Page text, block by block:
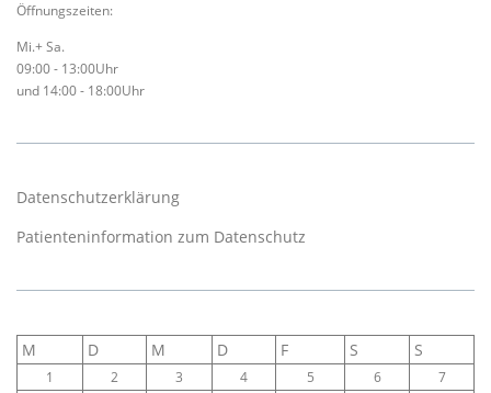
Öffnungszeiten:
Mi.+ Sa.
09:00 - 13:00Uhr
und 14:00 - 18:00Uhr
Datenschutzerklärung
Patienteninformation zum Datenschutz
M D M D F S S
1 2 3 4 5 6
7